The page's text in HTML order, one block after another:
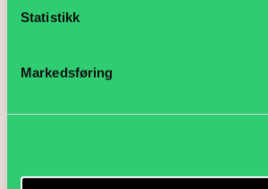
Statistikk
Markedsføring